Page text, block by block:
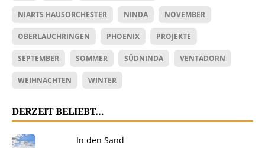
NIARTS HAUSORCHESTER NINDA NOVEMBER
OBERLAUCHRINGEN PHOENIX PROJEKTE
SEPTEMBER SOMMER SÜDNINDA VENTADORN
WEIHNACHTEN WINTER
DERZEIT BELIEBT…
In den Sand